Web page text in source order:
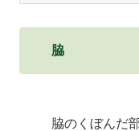
脇
脇のくぼんだ